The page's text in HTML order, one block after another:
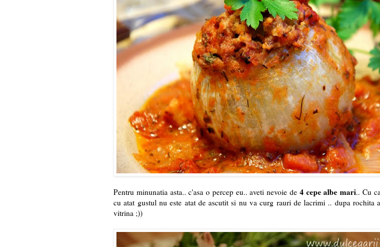
Pentru minunatia asta.. c'asa o percep eu.. aveti nevoie de 4 cepe albe mari.. Cu
cu atat gustul nu este atat de ascutit si nu va curg rauri de lacrimi .. dupa rochita
vitrina ;))